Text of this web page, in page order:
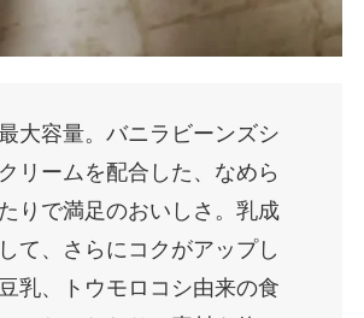
大容量。バニラビーンズシ
リームを配合した、なめら
りで満足のおいしさ。乳成
て、さらにコクがアップし
乳、トウモロコシ由来の食